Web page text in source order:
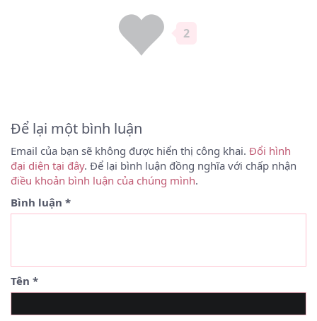
2
Để lại một bình luận
Email của bạn sẽ không được hiển thị công khai. Đổi hình
đại diện tại đây. Để lại bình luận đồng nghĩa với chấp nhận
điều khoản bình luận của chúng mình.
Bình luận *
Tên *